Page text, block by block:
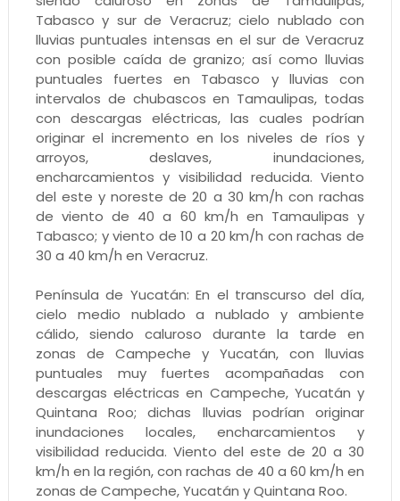
Tabasco y sur de Veracruz; cielo nublado con
lluvias puntuales intensas en el sur de Veracruz
con posible caída de granizo; así como lluvias
puntuales fuertes en Tabasco y lluvias con
intervalos de chubascos en Tamaulipas, todas
con descargas eléctricas, las cuales podrían
originar el incremento en los niveles de ríos y
arroyos, deslaves, inundaciones,
encharcamientos y visibilidad reducida. Viento
del este y noreste de 20 a 30 km/h con rachas
de viento de 40 a 60 km/h en Tamaulipas y
Tabasco; y viento de 10 a 20 km/h con rachas de
30 a 40 km/h en Veracruz.
Península de Yucatán: En el transcurso del día,
cielo medio nublado a nublado y ambiente
cálido, siendo caluroso durante la tarde en
zonas de Campeche y Yucatán, con lluvias
puntuales muy fuertes acompañadas con
descargas eléctricas en Campeche, Yucatán y
Quintana Roo; dichas lluvias podrían originar
inundaciones locales, encharcamientos y
visibilidad reducida. Viento del este de 20 a 30
km/h en la región, con rachas de 40 a 60 km/h en
zonas de Campeche, Yucatán y Quintana Roo.